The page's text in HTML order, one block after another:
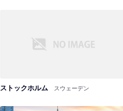
ストックホルム スウェーデン